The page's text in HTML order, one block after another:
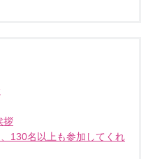
拶
130名以上も参加してくれ